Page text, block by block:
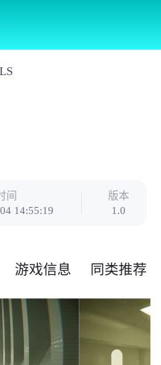
间
14:55:19
版本
1.0
游戏信息 同类推荐